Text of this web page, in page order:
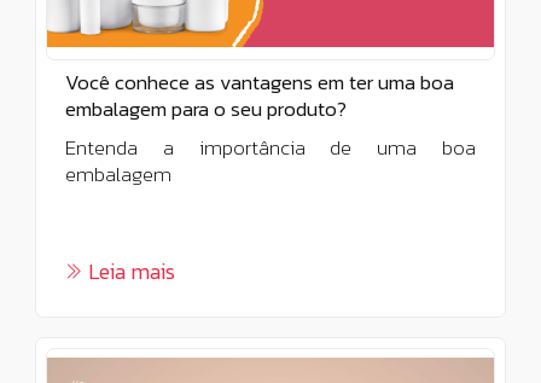
Você conhece as vantagens em ter uma boa
embalagem para o seu produto?
Entenda a importância de uma boa
embalagem
Leia mais